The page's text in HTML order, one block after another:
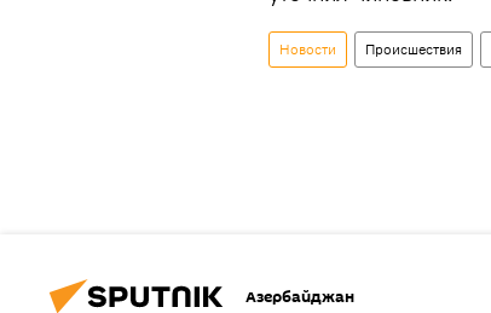
Новости Происшествия
Азербайджан